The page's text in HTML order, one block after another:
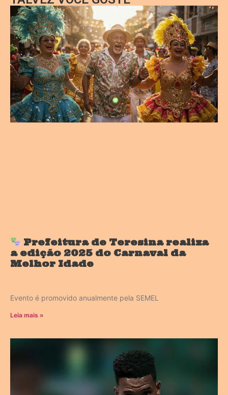
Prefeitura de Teresina realiza
a edição 2025 do Carnaval da
Melhor Idade
Evento é promovido anualmente pela SEMEL
Leia mais »